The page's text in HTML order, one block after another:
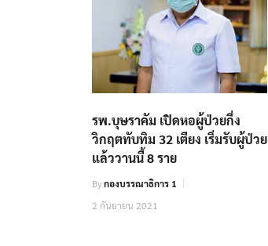
รพ.บุษราคัม เปิดหอผู้ป่วยกึ่ง
วิกฤตทับทิม 32 เตียง เริ่มรับผู้ป่วย
แล้ววานนี้ 8 ราย
Byกองบรรณาธิการ 1
2 กันยายน 2021